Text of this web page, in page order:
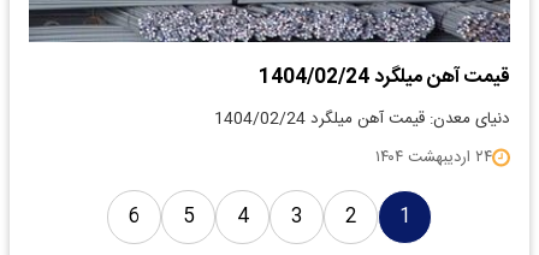
قیمت آهن میلگرد 1404/02/24
دنیای معدن: قیمت آهن میلگرد 1404/02/24
۲۴ اردیبهشت ۱۴۰۴
1
2
3
4
5
6